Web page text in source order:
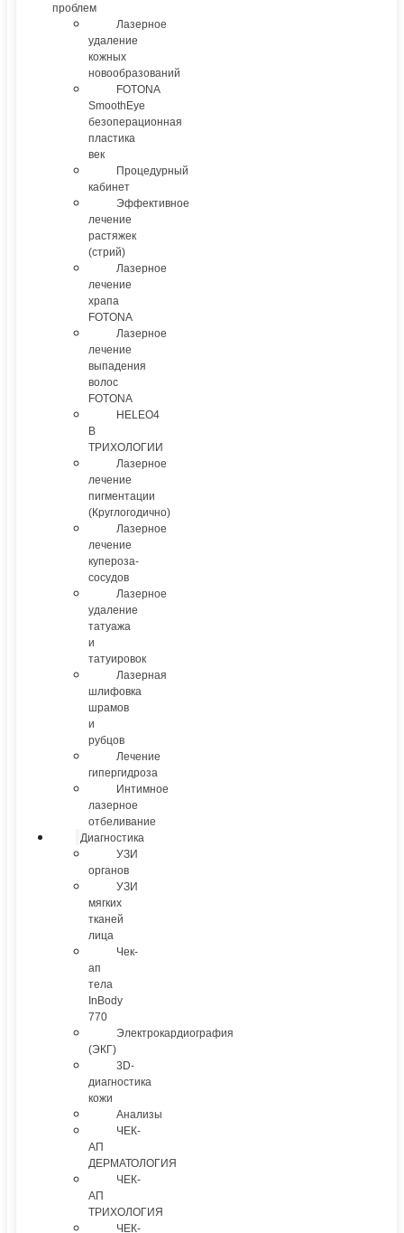
проблем
Лазерное
удаление
кожных
новообразований
FOTONA
SmoothEye
безоперационная
пластика
век
Процедурный
кабинет
Эффективное
лечение
растяжек
(стрий)
Лазерное
лечение
храпа
FOTONA
Лазерное
лечение
выпадения
волос
FOTONA
HELEO4
В
ТРИХОЛОГИИ
Лазерное
лечение
пигментации
(Круглогодично)
Лазерное
лечение
купероза-
сосудов
Лазерное
удаление
татуажа
и
татуировок
Лазерная
шлифовка
шрамов
и
рубцов
Лечение
гипергидроза
Интимное
лазерное
отбеливание
Диагностика
УЗИ
органов
УЗИ
мягких
тканей
лица
Чек-
ап
тела
InBody
770
Электрокардиография
(ЭКГ)
3D-
диагностика
кожи
Анализы
ЧЕК-
АП
ДЕРМАТОЛОГИЯ
ЧЕК-
АП
ТРИХОЛОГИЯ
ЧЕК-